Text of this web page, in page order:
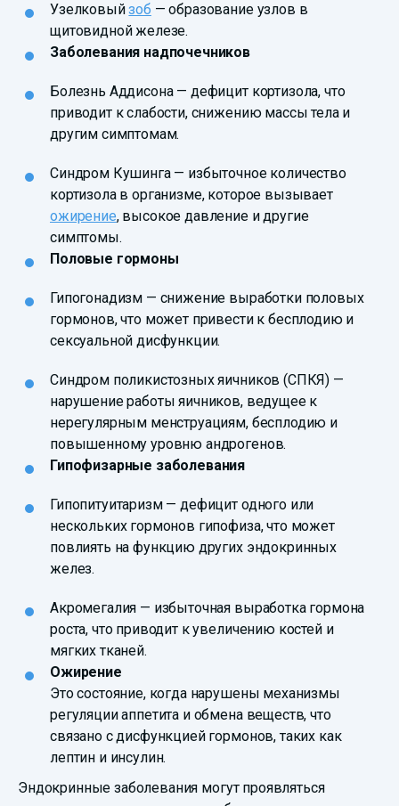
Узелковыйзоб — образование узлов в
щитовидной железе.
Заболевания надпочечников
Болезнь Аддисона — дефицит кортизола, что
приводит к слабости, снижению массы тела и
другим симптомам.
Синдром Кушинга — избыточное количество
кортизола в организме, которое вызывает
ожирение, высокое давление и другие
симптомы.
Половые гормоны
Гипогонадизм — снижение выработки половых
гормонов, что может привести к бесплодию и
сексуальной дисфункции.
Синдром поликистозных яичников (СПКЯ) —
нарушение работы яичников, ведущее к
нерегулярным менструациям, бесплодию и
повышенному уровню андрогенов.
Гипофизарные заболевания
Гипопитуитаризм — дефицит одного или
нескольких гормонов гипофиза, что может
повлиять на функцию других эндокринных
желез.
Акромегалия — избыточная выработка гормона
роста, что приводит к увеличению костей и
мягких тканей.
Ожирение
Это состояние, когда нарушены механизмы
регуляции аппетита и обмена веществ, что
связано с дисфункцией гормонов, таких как
лептин и инсулин.
Эндокринные заболевания могут проявляться